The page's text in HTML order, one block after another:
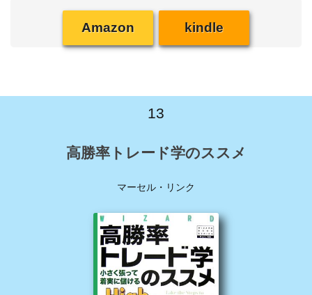
Amazon kindle
13
高勝率トレード学のススメ
マーセル・リンク